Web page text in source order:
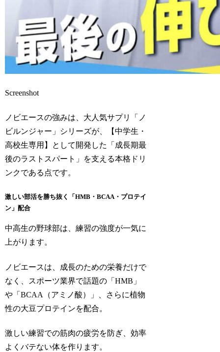
Screenshot
ノビエースの強みは、大人気サプリ「ノ
ビルンジャー」シリーズが、【中学生・
高校生専用】として開発した「成長期最
後のラストスパート」を支える本格ドリ
ンクである点です。
激しい部活を勝ち抜く「HMB・BCAA・プロテイ
ン」配合
中高生の野球部は、練習の強度が一気に
上がります。
ノビエースは、成長のための栄養だけで
なく、スポーツ業界で話題の「HMB」
や「BCAA（アミノ酸）」、さらに植物
性の大豆プロテインを配合。
激しい練習での筋肉の疲労を防ぎ、効率
よくバテない体を作ります。